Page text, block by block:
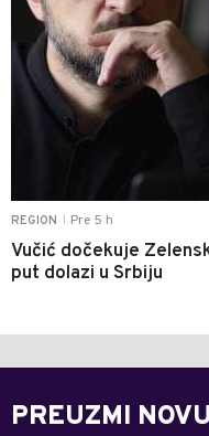
REGION Pre 5 h
Vučić dočekuje
put dolazi u Srbiju
PREUZMI